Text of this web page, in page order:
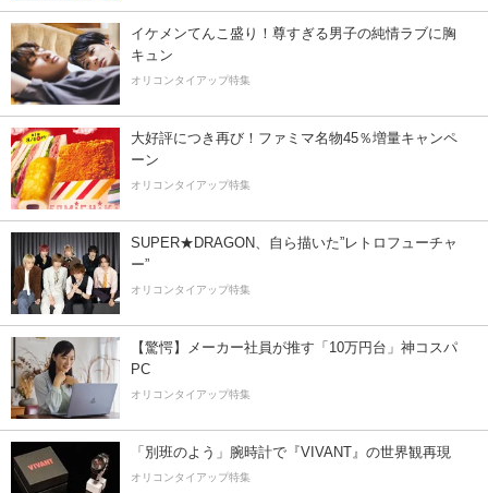
イケメンてんこ盛り！尊すぎる男子の純情ラブに胸
キュン
オリコンタイアップ特集
大好評につき再び！ファミマ名物45％増量キャンペ
ーン
オリコンタイアップ特集
SUPER★DRAGON、自ら描いた”レトロフューチャ
ー”
オリコンタイアップ特集
【驚愕】メーカー社員が推す「10万円台」神コスパ
PC
オリコンタイアップ特集
「別班のよう」腕時計で『VIVANT』の世界観再現
オリコンタイアップ特集